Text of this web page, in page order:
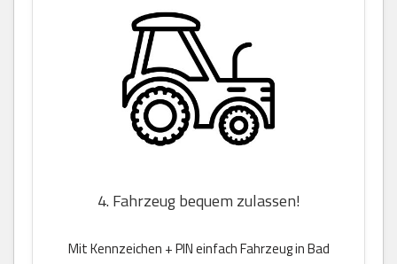
4. Fahrzeug bequem zulassen!
Mit Kennzeichen + PIN einfach Fahrzeug in Bad